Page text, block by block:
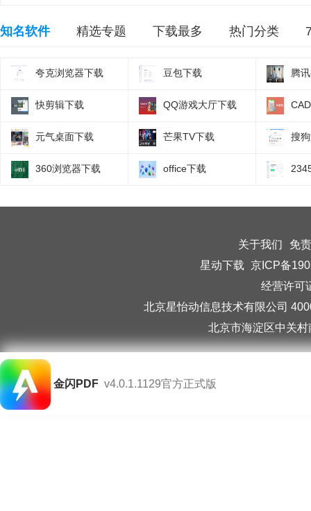
知名软件 精选专题 下载最多 热门分类
夸克浏览器下载 豆包下载 腾
快剪辑下载 QQ游戏大厅下载
元气桌面下载 芒果TV下载 搜
360浏览器下载 office下载
关于我们
免
星动下载 京ICP备
经营许可
北京星怡动信息技术有限公司
北京市海淀区中关
金闪PDF v4.0.1.1129官方正式版